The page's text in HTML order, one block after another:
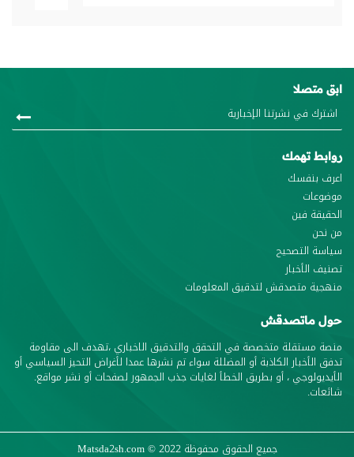
ابق متصلا
روابط تهمك
اعرف بنفسك
موضوعات
الحقيقة فين
من نحن
سياسة التصحيح
تصنيف الأخبار
منهجية متصدقش لتدقيق المعلومات
حول ماتصدقش
منصة مستقلة متخصصة في التحقق والتدقيق الاخباري ،تهدف الى مقاومة
تدفق الأخبار الكاذبة أو المضللة سواء تم نشرها عمدا لأغراض التحيز السياسي أو
الأيديولوجي ، أو بطريق الخطأ لغايات جذب الجمهور لصفحات أو نشر مواقع.
شائعات.
جميع الحقوق محفوظة Matsda2sh.com© 2022